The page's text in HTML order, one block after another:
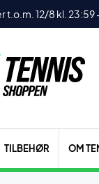
t.o.m. 12/8 kl. 23:59
TILBEHØR OM